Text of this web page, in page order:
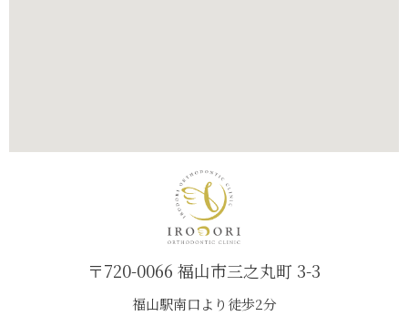
〒720-0066 福山市三之丸町 3-3
福山駅南口より徒歩2分